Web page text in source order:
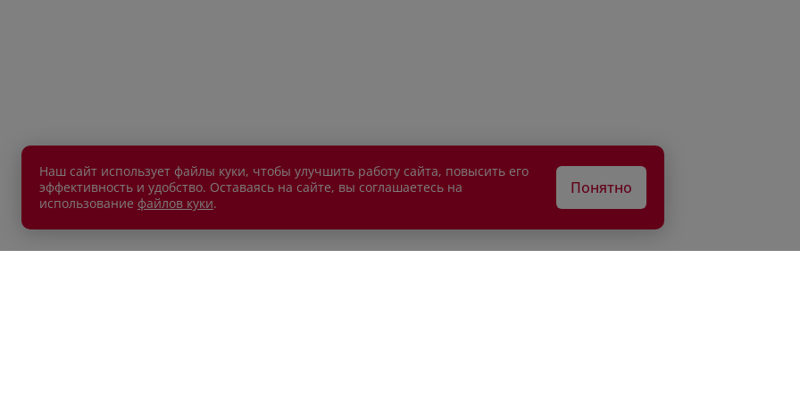
Наш сайт использует файлы куки, чтобы улучшить работу сайта, повысить его
эффективность и удобство. Оставаясь на сайте, вы соглашаетесь на
использование файлов куки.
Понятно